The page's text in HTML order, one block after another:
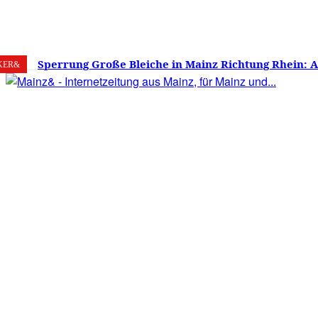
8. August 2026 19.3 Mainz
Sperrung Große Bleiche in Mainz Richtung Rhein:
verwirrt, Mainzer stinksauer – Haben die Mainzer